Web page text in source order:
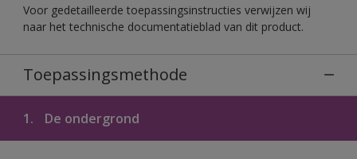
Voor gedetailleerde toepassingsinstructies verwijzen wij
naar het technische documentatieblad van dit product.
Toepassingsmethode
1. De ondergrond